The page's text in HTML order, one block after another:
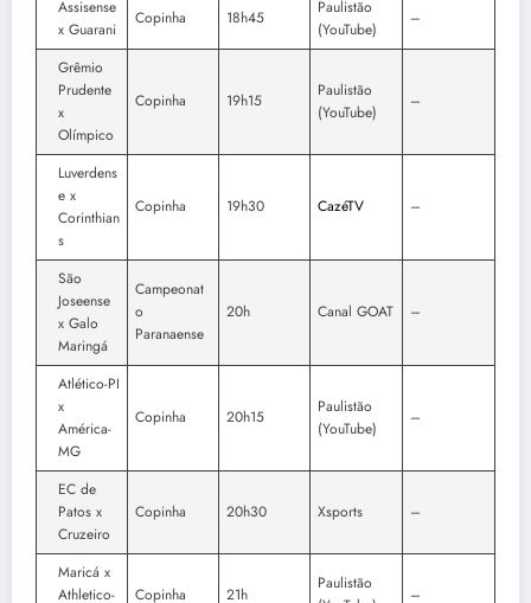
Assisense
x Guarani
Copinha 18h45
Paulistão
(YouTube)
–
Grêmio
Prudente
x
Olímpico
Copinha 19h15
Paulistão
(YouTube)
–
Luverdens
e x
Corinthian
s
Copinha 19h30 CazéTV –
São
Joseense
x Galo
Maringá
Campeonat
o
Paranaense
20h Canal GOAT –
Atlético-PI
x
América-
MG
Copinha 20h15
Paulistão
(YouTube)
–
EC de
Patos x
Cruzeiro
Copinha 20h30 Xsports –
Maricá x
Athletico-
Copinha 21h
Paulistão
–